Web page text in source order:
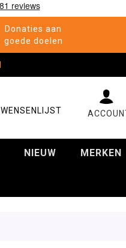
Donaties aan
goede doelen
WENSENLIJST
NIEUW MERKEN